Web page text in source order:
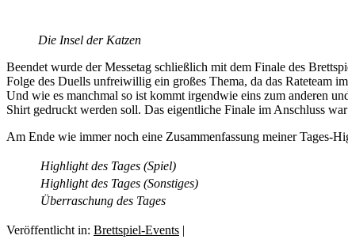
Die Insel der Katzen
Beendet wurde der Messetag schließlich mit dem Finale des
Folge des Duells unfreiwillig ein großes Thema, da das Rateteam
Und wie es manchmal so ist kommt irgendwie eins zum anderen
Shirt gedruckt werden soll. Das eigentliche Finale im Anschluss
Am Ende wie immer noch eine Zusammenfassung meiner Tages-
Highlight des Tages (Spiel)
Highlight des Tages (Sonstiges)
Überraschung des Tages
Veröffentlicht in: Brettspiel-Events |